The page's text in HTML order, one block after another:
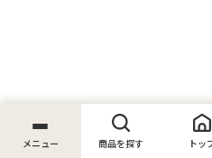
メニュー 商品を探す トッ